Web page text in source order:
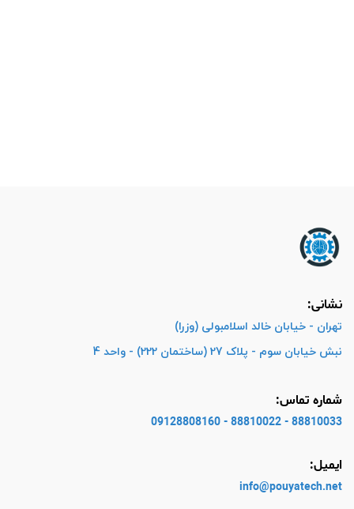
نشانی:
تهران - خیابان خالد اسلامبولی (وزرا)
نبش خیابان سوم - پلاک 27 (ساختمان 222) - واحد 4
شماره تماس:
88810033 - 88810022 - 09128808160
ایمیل:
info@pouyatech.net